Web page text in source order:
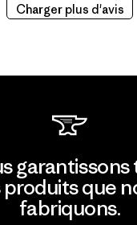
Charger plus d'avis
garantissons
produits que
fabriquons.